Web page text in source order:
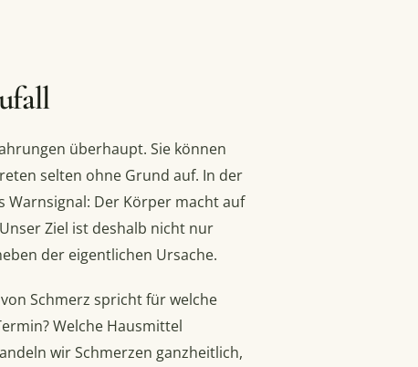
überhaupt. Sie können
selten ohne Grund auf. In der
Warnsignal: Der Körper macht auf
Ziel ist deshalb nicht nur
der eigentlichen Ursache.
Schmerz spricht für welche
Welche Hausmittel
wir Schmerzen ganzheitlich,